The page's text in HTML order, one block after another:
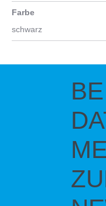
Farbe
schwarz